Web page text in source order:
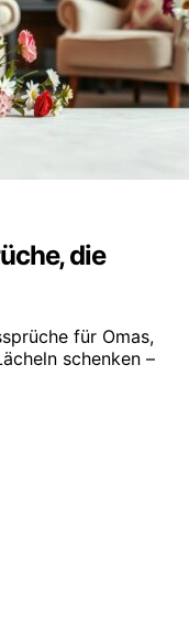
die
für Omas,
schenken –